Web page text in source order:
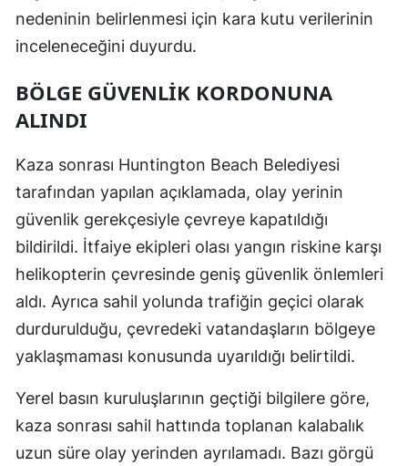
Karaman
Kırıkkale
Batman
Şırnak
Bartın
Ardahan
Iğdır
Yalova
nedeninin belirlenmesi için kara kutu verilerinin
inceleneceğini duyurdu.
BÖLGE GÜVENLIK KORDONUNA
ALINDI
Kaza sonrası Huntington Beach Belediyesi
tarafından yapılan açıklamada, olay yerinin
güvenlik gerekçesiyle çevreye kapatıldığı
bildirildi. İtfaiye ekipleri olası yangın riskine karşı
helikopterin çevresinde geniş güvenlik önlemleri
aldı. Ayrıca sahil yolunda trafiğin geçici olarak
durdurulduğu, çevredeki vatandaşların bölgeye
yaklaşmaması konusunda uyarıldığı belirtildi.
Yerel basın kuruluşlarının geçtiği bilgilere göre,
kaza sonrası sahil hattında toplanan kalabalık
uzun süre olay yerinden ayrılamadı. Bazı görgü